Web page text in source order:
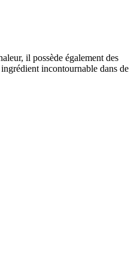
il possède également des
incontournable dans de